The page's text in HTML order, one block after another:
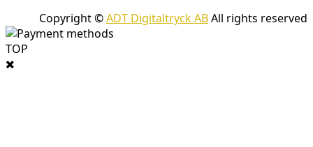
Copyright ©ADT Digitaltryck ABAll rights reserved
TOP